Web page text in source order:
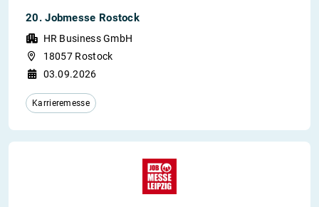
20. Jobmesse Rostock
HR Business GmbH
18057 Rostock
03.09.2026
Karrieremesse